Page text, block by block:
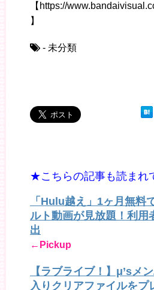
【https://
】
- 未分類
★こちらの記事も読まれ
「Hulu越え」1ヶ月無料
ルト動画が見放題！利用
出
←Pickup
【ラブライブ！】μ’sメ
入りクリアファイルをプ